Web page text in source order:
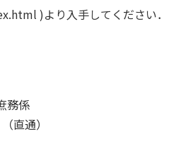
)より入手してください．
係
）